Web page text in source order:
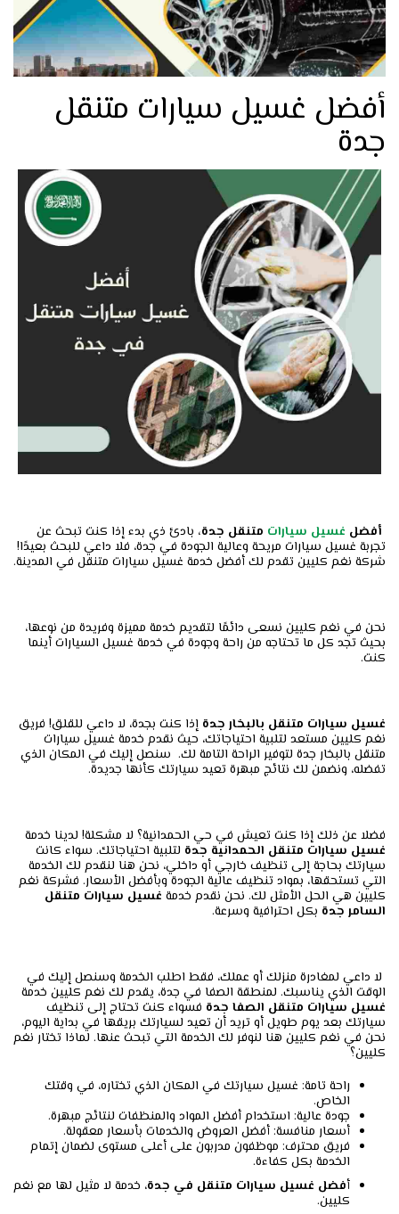
أفضل غسيل سيارات متنقل
جدة
أفضل غسيل سيارات متنقل جدة، بادئ ذي بدء إذا كنت تبحث عن
تجربة غسيل سيارات مريحة وعالية الجودة في جدة، فلا داعي للبحث بعيدًا!
شركة نغم كليين تقدم لك أفضل خدمة غسيل سيارات متنقل في المدينة.
نحن في نغم كليين نسعى دائمًا لتقديم خدمة مميزة وفريدة من نوعها،
بحيث تجد كل ما تحتاجه من راحة وجودة في خدمة غسيل السيارات أينما
كنت.
غسيل سيارات متنقل بالبخار جدة إذا كنت بجدة، لا داعي للقلق! فريق
نغم كليين مستعد لتلبية احتياجاتك، حيث نقدم خدمة غسيل سيارات
متنقل بالبخار جدة لتوفير الراحة التامة لك. سنصل إليك في المكان الذي
تفضله، ونضمن لك نتائج مبهرة تعيد سيارتك كأنها جديدة.
فضلا عن ذلك إذا كنت تعيش في حي الحمدانية؟ لا مشكلة! لدينا خدمة
غسيل سيارات متنقل الحمدانية جدة لتلبية احتياجاتك. سواء كانت
سيارتك بحاجة إلى تنظيف خارجي أو داخلي، نحن هنا لنقدم لك الخدمة
التي تستحقها، بمواد تنظيف عالية الجودة وبأفضل الأسعار. فشركة نغم
كليين هي الحل الأمثل لك. نحن نقدم خدمة غسيل سيارات متنقل
السامر جدة بكل احترافية وسرعة.
لا داعي لمغادرة منزلك أو عملك، فقط اطلب الخدمة وسنصل إليك في
الوقت الذي يناسبك. لمنطقة الصفا في جدة، يقدم لك نغم كليين خدمة
غسيل سيارات متنقل الصفا جدة فسواء كنت تحتاج إلى تنظيف
سيارتك بعد يوم طويل أو تريد أن تعيد لسيارتك بريقها في بداية اليوم،
نحن في نغم كليين هنا لنوفر لك الخدمة التي تبحث عنها. لماذا تختار نغم
كليين؟
راحة تامة: غسيل سيارتك في المكان الذي تختاره، في وقتك
الخاص.
جودة عالية: استخدام أفضل المواد والمنظفات لنتائج مبهرة.
أسعار منافسة: أفضل العروض والخدمات بأسعار معقولة.
فريق محترف: موظفون مدربون على أعلى مستوى لضمان إتمام
الخدمة بكل كفاءة.
أفضل غسيل سيارات متنقل في جدة، خدمة لا مثيل لها مع نغم
كليين.